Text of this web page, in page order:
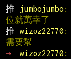
推
jumbojumbo :
位就萬幸了
推
wizoz22770 :
需要幫
→
wizoz22770 :